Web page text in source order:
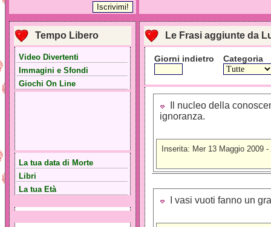
Tempo Libero
Video Divertenti
Immagini e Sfondi
Giochi On Line
La tua data di Morte
Libri
La tua Età
Le Frasi aggiunte da
Giorni indietro Categoria
Il nucleo della
ignoranza.
Inserita: Mer 13 Maggio 2009 -
I vasi vuoti fanno un